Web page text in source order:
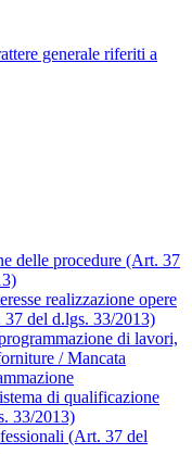
generale riferiti a
delle procedure (Art. 37
realizzazione opere
del d.lgs. 33/2013)
di lavori,
/ Mancata
di qualificazione
33/2013)
(Art. 37 del